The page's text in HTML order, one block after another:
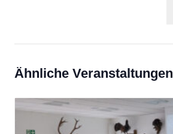
Ähnliche Veranstaltungen